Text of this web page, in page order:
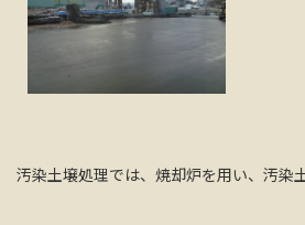
汚染土壌処理では、焼却炉を用い、汚染